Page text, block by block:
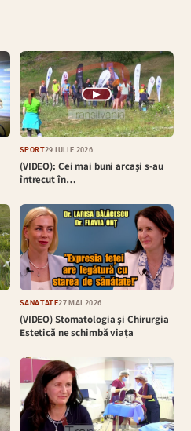
▶
SPORT29 IULIE 2026
(VIDEO): Cei mai buni arcași s-au
întrecut în…
SĂNĂTATE27 MAI 2026
(VIDEO) Stomatologia și Chirurgia
Estetică ne schimbă viața